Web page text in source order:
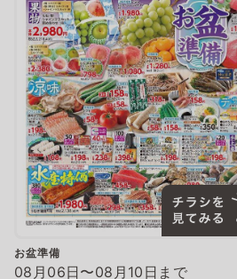
お盆準備
08月06日〜08月10日まで